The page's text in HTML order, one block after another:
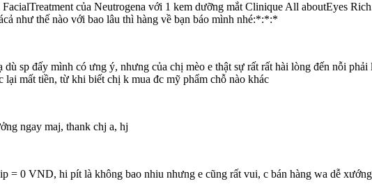
của Neutrogena với 1 kem dưỡng mắt Clinique All aboutEyes
như thế nào với bao lâu thì hàng về bạn báo mình nhé:*:*:*
sp đấy mình có ưng ý, nhưng của chị mèo e thật sự rất rất hài lòng đến nỗi
lại mất tiền, từ khi biết chị k mua đc mỹ phẩm chỗ nào khác
ngay maj, thank chj a, hj
= 0 VND, hi pít là không bao nhiu nhưng e cũng rất vui, c bán hàng wa dễ